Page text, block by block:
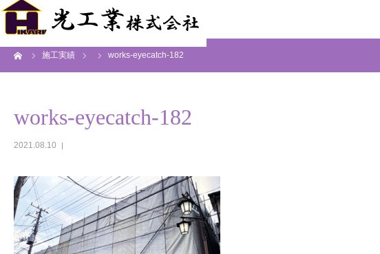
施工実績 works-eyecatch-182
works-eyecatch-182
2021.08.10